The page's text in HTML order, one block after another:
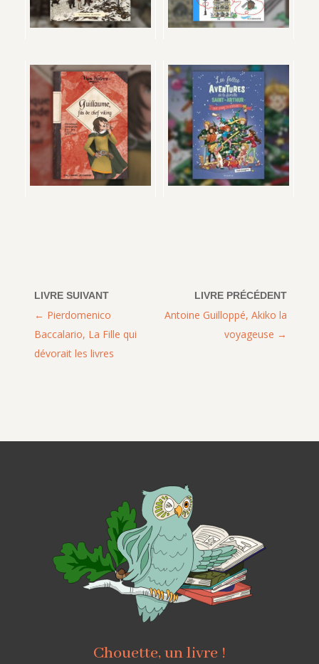
Antoine Guilloppé, Akiko la
voyageuse
Pierdomenico
Baccalario, La Fille qui
dévorait les livres
Chouette, un livre !